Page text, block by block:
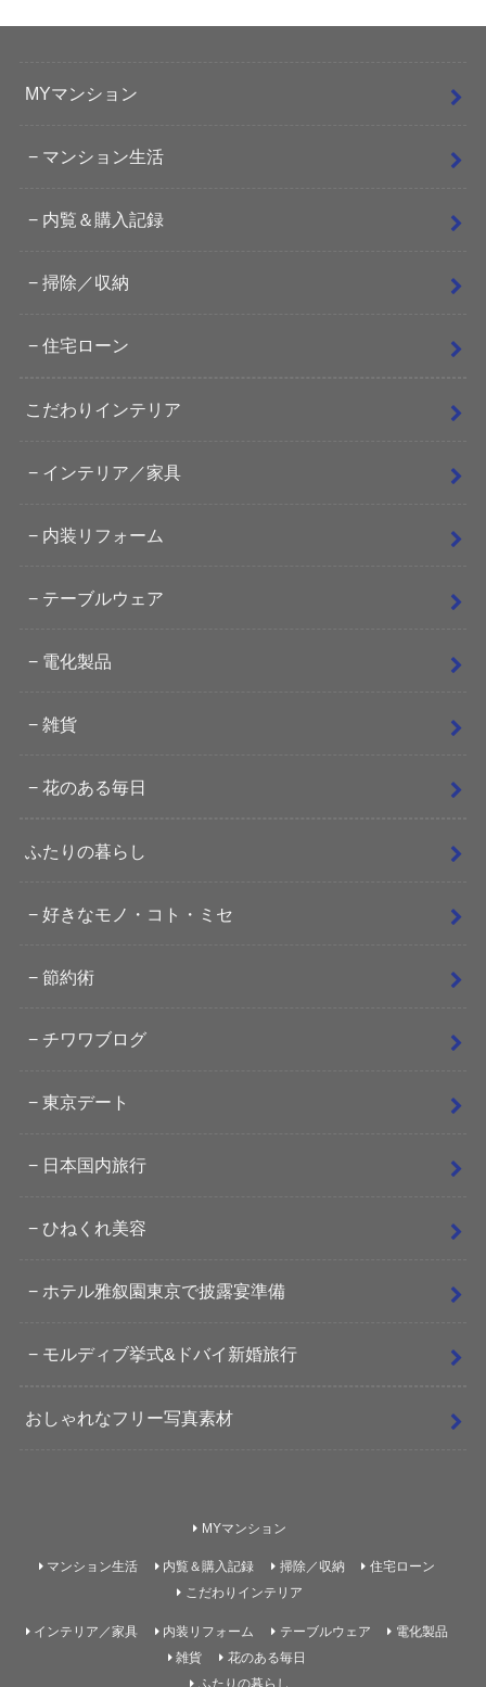
MYマンション
マンション生活
内覧＆購入記録
掃除／収納
住宅ローン
こだわりインテリア
インテリア／家具
内装リフォーム
テーブルウェア
電化製品
雑貨
花のある毎日
ふたりの暮らし
好きなモノ・コト・ミセ
節約術
チワワブログ
東京デート
日本国内旅行
ひねくれ美容
ホテル雅叙園東京で披露宴準備
モルディブ挙式&ドバイ新婚旅行
おしゃれなフリー写真素材
MYマンション
マンション生活 内覧＆購入記録 掃除／収納
住宅ローン
こだわりインテリア
インテリア／家具 内装リフォーム テーブルウェア
電化製品
雑貨
花のある毎日
ふたりの暮らし